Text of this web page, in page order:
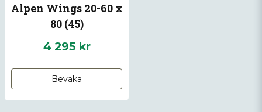
Alpen Wings 20-60 x
80 (45)
4 295 kr
Bevaka